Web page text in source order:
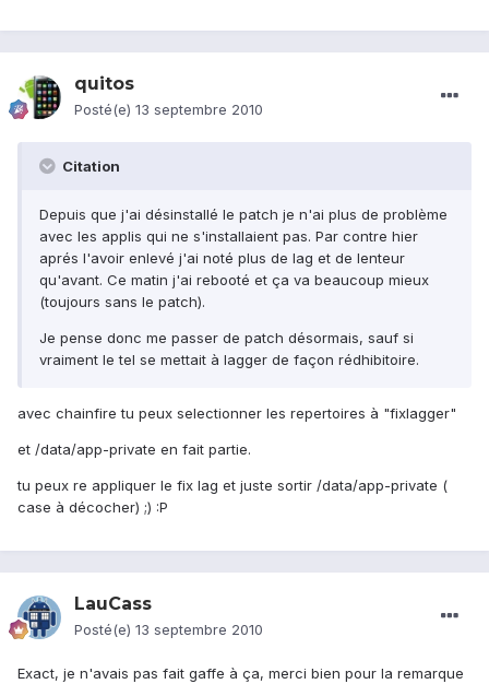
quitos
Posté(e) 13 septembre 2010
Citation
Depuis que j'ai désinstallé le patch je n'ai plus de problème
avec les applis qui ne s'installaient pas. Par contre hier
aprés l'avoir enlevé j'ai noté plus de lag et de lenteur
qu'avant. Ce matin j'ai rebooté et ça va beaucoup mieux
(toujours sans le patch).
Je pense donc me passer de patch désormais, sauf si
vraiment le tel se mettait à lagger de façon rédhibitoire.
avec chainfire tu peux selectionner les repertoires à "fixlagger"
et /data/app-private en fait partie.
tu peux re appliquer le fix lag et juste sortir /data/app-private (
case à décocher) ;) :P
LauCass
Posté(e) 13 septembre 2010
Exact, je n'avais pas fait gaffe à ça, merci bien pour la remarque